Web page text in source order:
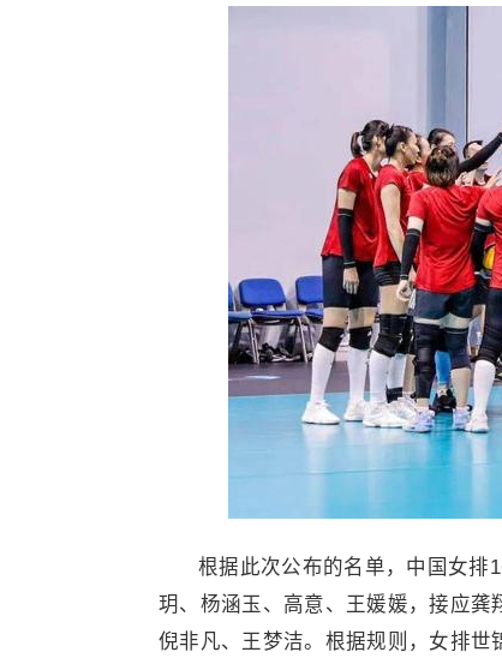
根据此次公布的名单，中国女排
玥、杨涵玉、高意、王媛媛，接应龚
倪非凡、王梦洁。根据规则，女排世